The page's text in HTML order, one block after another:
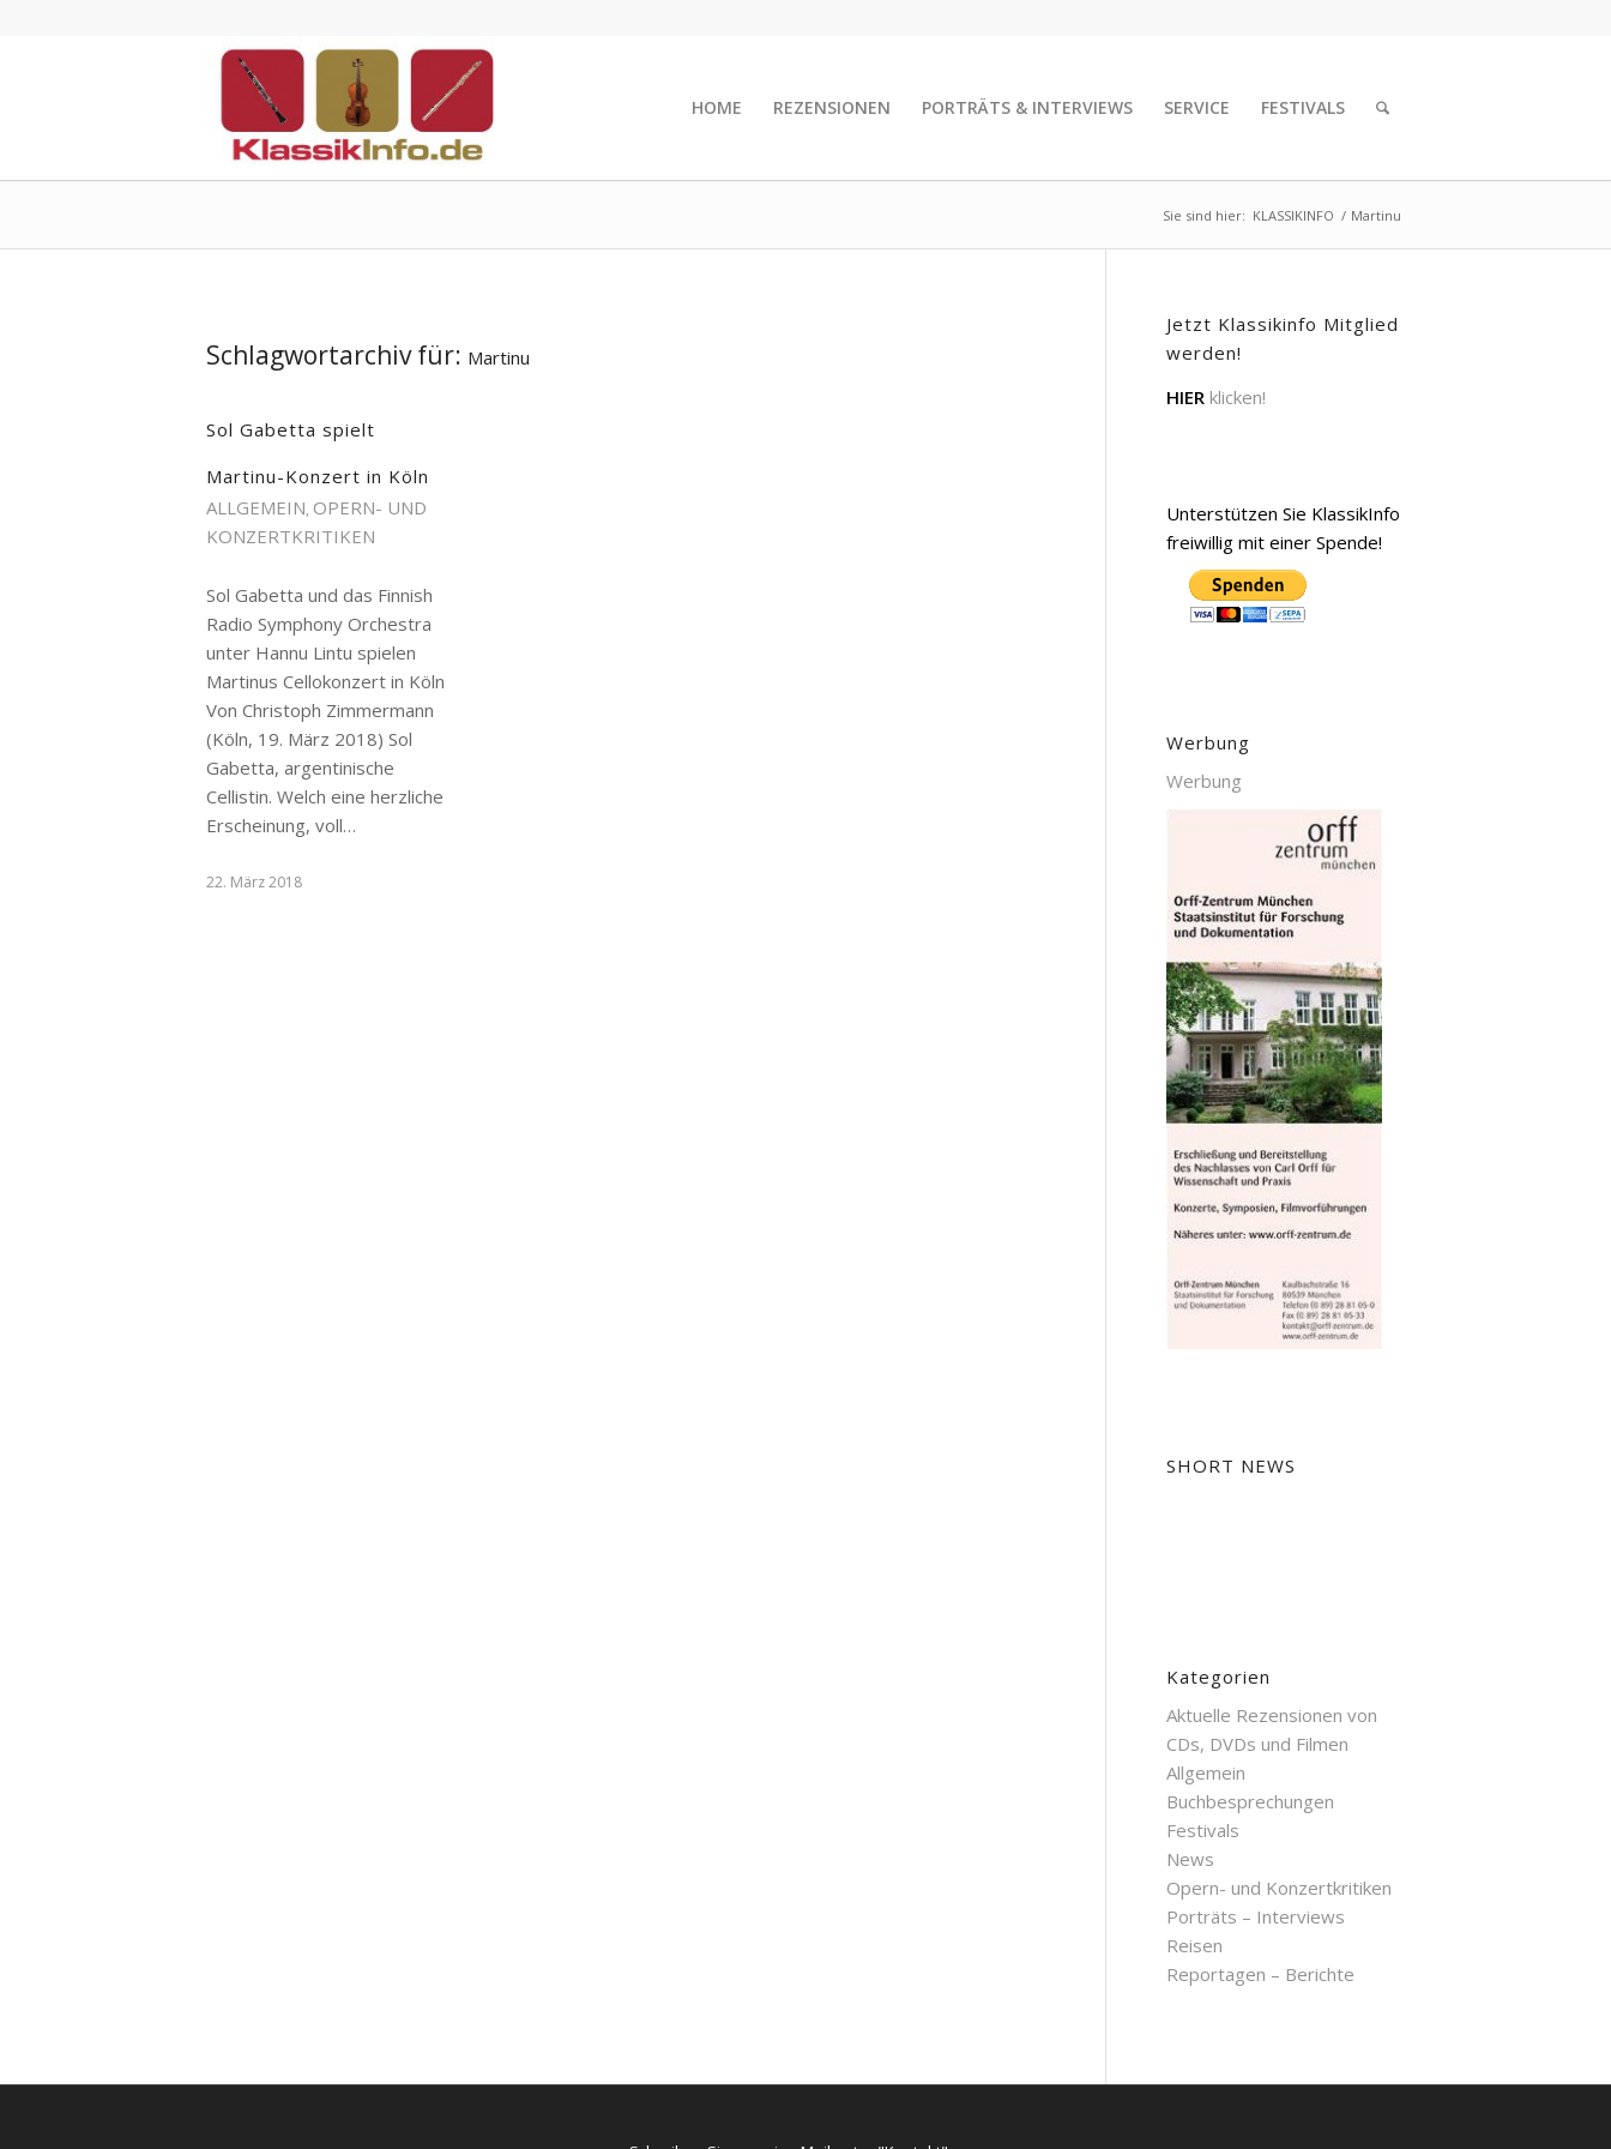
HOME REZENSIONEN PORTRÄTS & INTERVIEWS SERVICE FESTIVALS
Sie sind hier: KLASSIKINFO / Martinu
Schlagwortarchiv für: Martinu
Sol Gabetta spielt
Martinu-Konzert in Köln
ALLGEMEIN, OPERN- UND
KONZERTKRITIKEN
Sol Gabetta und das Finnish
Radio Symphony Orchestra
unter Hannu Lintu spielen
Martinus Cellokonzert in Köln
Von Christoph Zimmermann
(Köln, 19. März 2018) Sol
Gabetta, argentinische
Cellistin. Welch eine herzliche
Erscheinung, voll…
22. März 2018
Jetzt Klassikinfo Mitglied
werden!
HIER klicken!
Unterstützen Sie KlassikInfo
freiwillig mit einer Spende!
Werbung
Werbung
SHORT NEWS
Kategorien
Aktuelle Rezensionen von
CDs, DVDs und Filmen
Allgemein
Buchbesprechungen
Festivals
News
Opern- und Konzertkritiken
Porträts – Interviews
Reisen
Reportagen – Berichte